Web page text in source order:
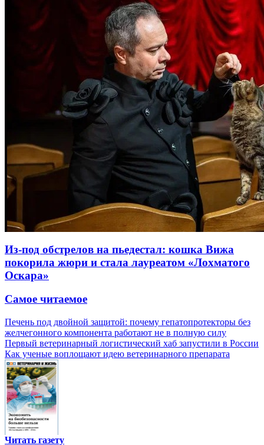
Из-под обстрелов на пьедестал: кошка Вижа
покорила жюри и стала лауреатом «Лохматого
Оскара»
Самое читаемое
Печень под двойной защитой: почему гепатопротекторы без
желчегонного компонента работают не в полную силу
Первый ветеринарный логистический хаб запустили в России
Как ученые воплощают идею ветеринарного препарата
Читать газету